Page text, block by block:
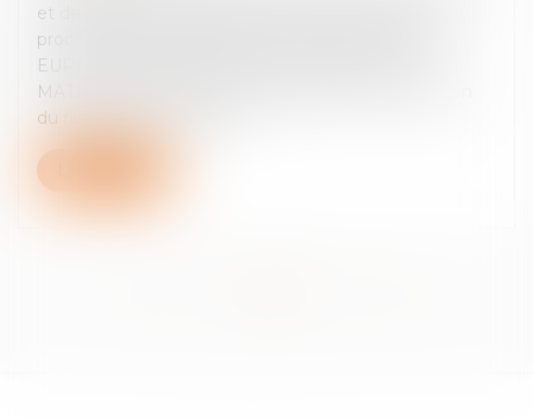
et de Messieurs CARPENTER et CASTLE dans le
procès pour contrefaçon les opposant à la société
EUROPACORP ainsi qu’à Messieurs BESSON,
MATHERS, SAINT-LEGER au sujet de la contrefaçon
du film « New York 1997 »